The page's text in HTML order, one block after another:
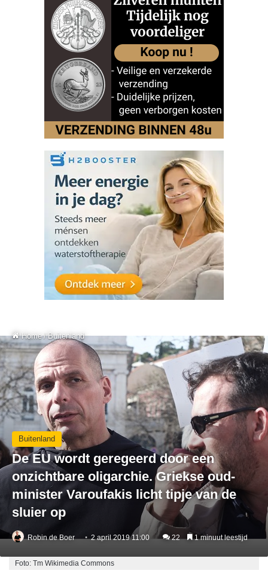
Home / Buitenland
Buitenland
De EU wordt geregeerd door een
onzichtbare oligarchie. Griekse oud-
minister Varoufakis licht tipje van de
sluier op
Robin de Boer 2 april 2019 11:00 22 1 minuut leestijd
Foto: Tm Wikimedia Commons